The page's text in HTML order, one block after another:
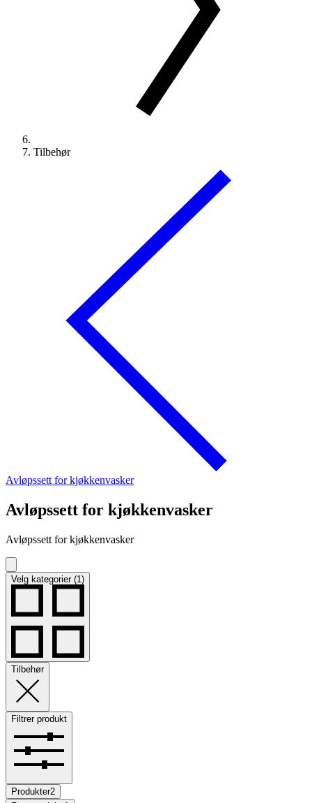
Tilbehør
Avløpssett for kjøkkenvasker
Avløpssett for kjøkkenvasker
Avløpssett for kjøkkenvasker
Velg kategorier (1)
Tilbehør
Filtrer produkt
Produkter2